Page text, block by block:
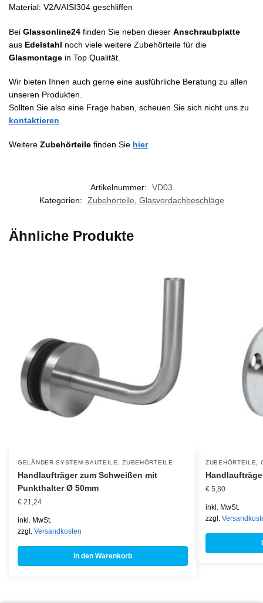
Material: V2A/AISI304 geschliffen
Bei Glassonline24 finden Sie neben dieser Anschraubplatte
aus Edelstahl noch viele weitere Zubehörteile für die
Glasmontage in Top Qualität.
Wir bieten Ihnen auch gerne eine ausführliche Beratung zu allen
unseren Produkten.
Sollten Sie also eine Frage haben, scheuen Sie sich nicht uns zu
kontaktieren
Weitere Zubehörteile finden Sie hier
Artikelnummer:
VD03
Kategorien:
Zubehörteile Glasvordachbeschläge
Ähnliche Produkte
GELÄNDER-SYSTEM-BAUTEILE ,ZUBEHÖRTEILE
Handlaufträger zum Schweißen mit
Punkthalter Ø 50mm
€ 21,24
inkl. MwSt.
zzgl. Versandkosten
In den Warenkorb
ZUBEHÖRTEILE
€ 5,80
inkl. MwSt.
zzgl.